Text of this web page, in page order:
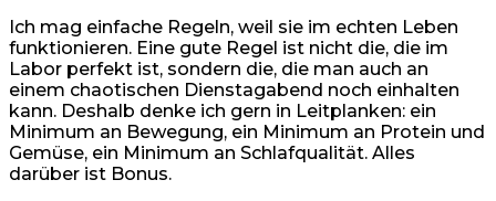
Ich mag einfache Regeln, weil sie im echten Leben
funktionieren. Eine gute Regel ist nicht die, die im
Labor perfekt ist, sondern die, die man auch an
einem chaotischen Dienstagabend noch einhalten
kann. Deshalb denke ich gern in Leitplanken: ein
Minimum an Bewegung, ein Minimum an Protein und
Gemüse, ein Minimum an Schlafqualität. Alles
darüber ist Bonus.